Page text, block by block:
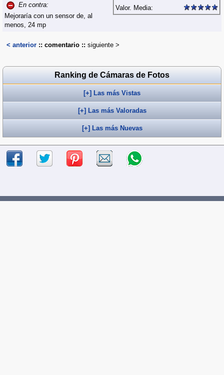
En contra:
Mejoraría con un sensor de, al
menos, 24 mp
Valor. Media:
< anterior :: comentario :: siguiente >
Ranking de Cámaras de Fotos
[+] Las más Vistas
[+] Las más Valoradas
[+] Las más Nuevas